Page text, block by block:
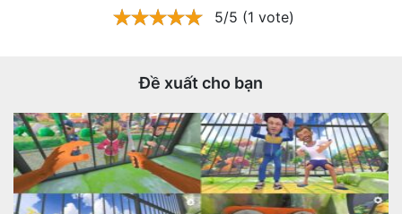
5/5 (1 vote)
Đề xuất cho bạn